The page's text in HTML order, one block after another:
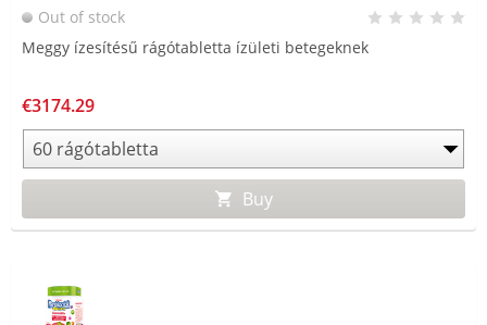
Out of stock
Meggy ízesítésű rágótabletta ízületi betegeknek
€3174.29
Buy